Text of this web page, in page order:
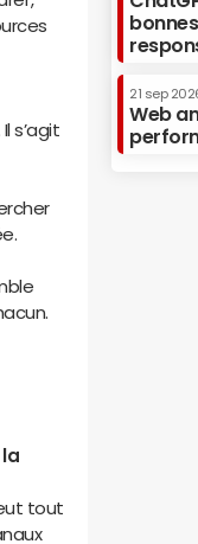
s’agit
la
tout
21 sep
Web